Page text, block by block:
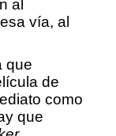
al
vía, al
que
de
como
que